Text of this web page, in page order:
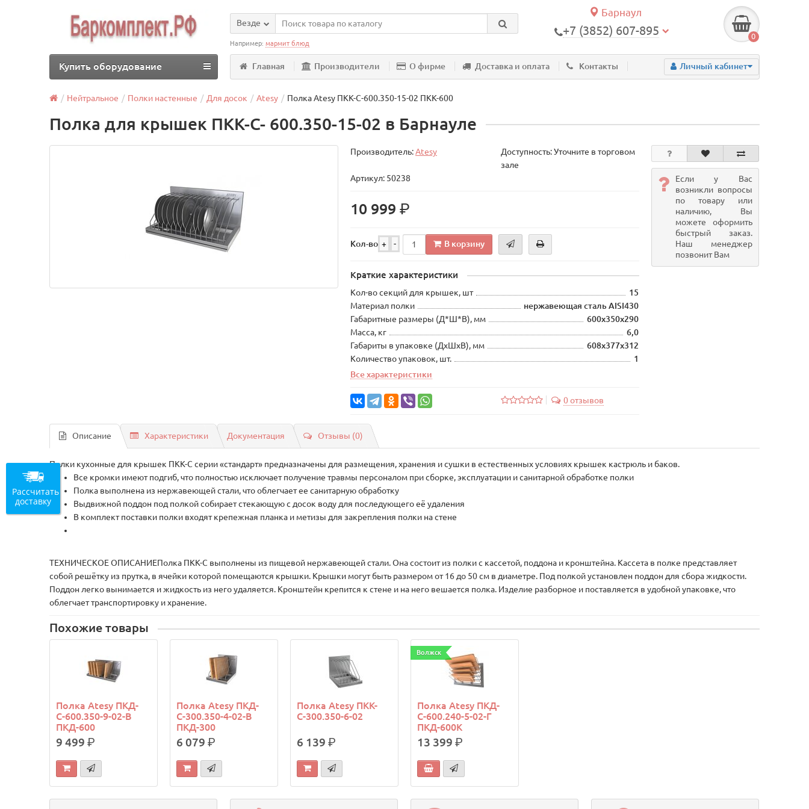
Барнаул
+7 (3852) 607-895 0
Везде
Например:мармит блюд
Главная Производители О фирме Доставка и оплата Контакты Личный кабинет
Купить оборудование
Нейтральное Полки настенные Для досок Atesy Полка Atesy ПКК-С-600.350-15-02 ПКК-600
Полка для крышек ПКК-С- 600.350-15-02 в Барнауле
Производитель:Atesy
Доступность: Уточните в торговом
зале
Артикул: 50238
10 999р.
Кол-во + - В корзину
Краткие характеристики
Кол-во секций для крышек, шт
15
Материал полки
нержавеющая сталь AISI430
Габаритные размеры (Д*Ш*В), мм
600х350х290
Масса, кг
6,0
Габариты в упаковке (ДхШхВ), мм
608х377х312
Количество упаковок, шт.
1
Все характеристики
0 отзывов
Если у Вас
возникли вопросы
по товару или
наличию, Вы
можете оформить
быстрый заказ.
Наш менеджер
позвонит Вам
Описание Характеристики Документация Отзывы (0)
Полки кухонные для крышек ПКК-С серии «стандарт» предназначены для размещения, хранения и сушки в естественных условиях крышек кастрюль и баков.
Все кромки имеют подгиб, что полностью исключает получение травмы персоналом при сборке, эксплуатации и санитарной обработке полки
Полка выполнена из нержавеющей стали, что облегчает ее санитарную обработку
Выдвижной поддон под полкой собирает стекающую с досок воду для последующего её удаления
В комплект поставки полки входят крепежная планка и метизы для закрепления полки на стене
ТЕХНИЧЕСКОЕ ОПИСАНИЕПолка ПКК-С выполнены из пищевой нержавеющей стали. Она состоит из полки с кассетой, поддона и кронштейна. Кассета в полке представляет
собой решётку из прутка, в ячейки которой помещаются крышки. Крышки могут быть размером от 16 до 50 см в диаметре. Под полкой установлен поддон для сбора жидкости.
Поддон легко вынимается и жидкость из него удаляется. Кронштейн крепится к стене и на него вешается полка. Изделие разборное и поставляется в удобной упаковке, что
облегчает транспортировку и хранение.
Похожие товары
Полка Atesy ПКД-
С-600.350-9-02-В
ПКД-600
9 499р.
Полка Atesy ПКД-
С-300.350-4-02-В
ПКД-300
6 079р.
Полка Atesy ПКК-
С-300.350-6-02
6 139р.
Волжск
Полка Atesy ПКД-
С-600.240-5-02-Г
ПКД-600К
13 399р.
Рассчитать
доставку